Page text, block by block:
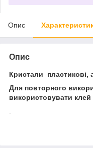
Опис
Опис
Кристали пластикові,
Для повторного
використовувати клей